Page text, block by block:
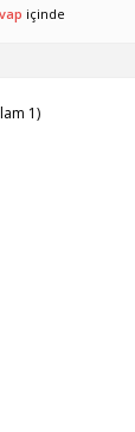
içinde
1)